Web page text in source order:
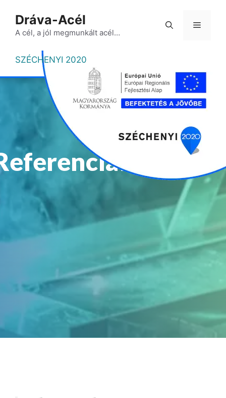
tartalomba
Dráva-Acél
A cél, a jól megmunkált acél…
Menü
SZÉCHENYI 2020